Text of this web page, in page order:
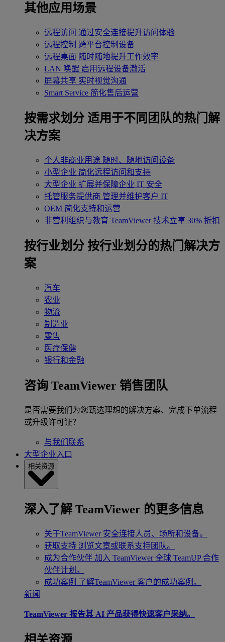
其他应用场景
远程访问 通过安全连接提升访问体验
远程控制 跨平台控制设备
远程桌面 随时随地提升工作效率
LAN 唤醒 启用远程设备激活
屏幕共享 实时视觉沟通
Smart Service 简化售后运营
按需求划分 适用于不同团队的热门解
决方案
个人非商业用途 随时、随地访问设备
小型企业 简化远程访问和支持
大型企业 扩展并保障企业 IT 安全
托管服务提供商 管理并维护客户 IT
OEM 简化支持和运营
非营利组织与教育 TeamViewer 技术立享 30% 折扣
‌按行业划分 按行业划分的热门解决方
案
汽车
农业
物流
制造业
零售
医疗保健
银行和金融
咨询 TeamViewer 销售团队
是否需要我们为您甄选理想的解决方案、完成下单流程
或升级许可证？
与我们联系
大型企业入口
相关资源
深入了解 TeamViewer 的更多信息
关于TeamViewer 安全连接人员、场所和设备。
获取支持 浏览文章或联系支持团队。
成为合作伙伴 加入 TeamViewer 全球 TeamUP 合作
伙伴计划。
成功案例 了解TeamViewer 客户的成功案例。
新闻
TeamViewer 报告其 AI 产品获得快速客户采纳。
相关资源